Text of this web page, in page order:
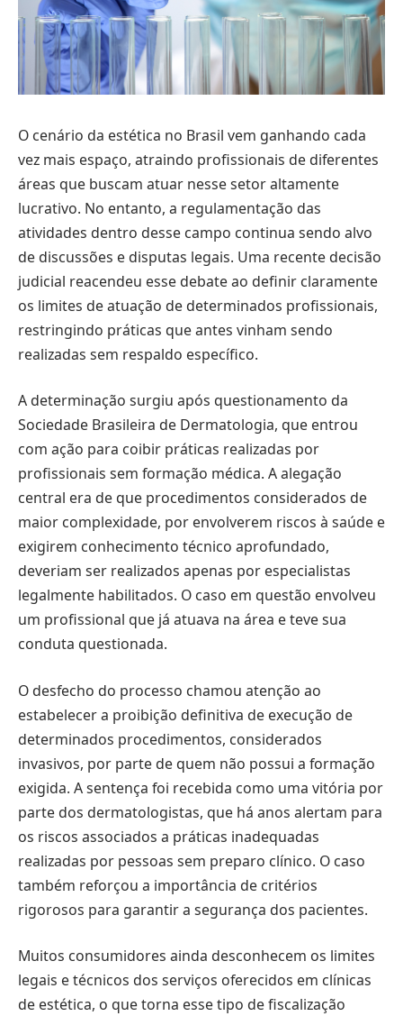
O cenário da estética no Brasil vem ganhando cada
vez mais espaço, atraindo profissionais de diferentes
áreas que buscam atuar nesse setor altamente
lucrativo. No entanto, a regulamentação das
atividades dentro desse campo continua sendo alvo
de discussões e disputas legais. Uma recente decisão
judicial reacendeu esse debate ao definir claramente
os limites de atuação de determinados profissionais,
restringindo práticas que antes vinham sendo
realizadas sem respaldo específico.
A determinação surgiu após questionamento da
Sociedade Brasileira de Dermatologia, que entrou
com ação para coibir práticas realizadas por
profissionais sem formação médica. A alegação
central era de que procedimentos considerados de
maior complexidade, por envolverem riscos à saúde e
exigirem conhecimento técnico aprofundado,
deveriam ser realizados apenas por especialistas
legalmente habilitados. O caso em questão envolveu
um profissional que já atuava na área e teve sua
conduta questionada.
O desfecho do processo chamou atenção ao
estabelecer a proibição definitiva de execução de
determinados procedimentos, considerados
invasivos, por parte de quem não possui a formação
exigida. A sentença foi recebida como uma vitória por
parte dos dermatologistas, que há anos alertam para
os riscos associados a práticas inadequadas
realizadas por pessoas sem preparo clínico. O caso
também reforçou a importância de critérios
rigorosos para garantir a segurança dos pacientes.
Muitos consumidores ainda desconhecem os limites
legais e técnicos dos serviços oferecidos em clínicas
de estética, o que torna esse tipo de fiscalização